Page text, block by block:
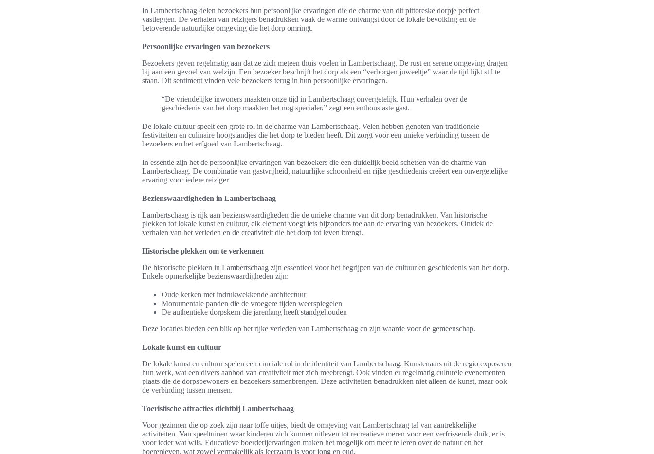
In Lambertschaag delen bezoekers hun persoonlijke ervaringen die de charme van dit pittoreske dorpje perfect
vastleggen. De verhalen van reizigers benadrukken vaak de warme ontvangst door de lokale bevolking en de
betoverende natuurlijke omgeving die het dorp omringt.
Persoonlijke ervaringen van bezoekers
Bezoekers geven regelmatig aan dat ze zich meteen thuis voelen in Lambertschaag. De rust en serene omgeving dragen
bij aan een gevoel van welzijn. Een bezoeker beschrijft het dorp als een “verborgen juweeltje” waar de tijd lijkt stil te
staan. Dit sentiment vinden vele bezoekers terug in hun persoonlijke ervaringen.
“De vriendelijke inwoners maakten onze tijd in Lambertschaag onvergetelijk. Hun verhalen over de
geschiedenis van het dorp maakten het nog specialer,” zegt een enthousiaste gast.
De lokale cultuur speelt een grote rol in de charme van Lambertschaag. Velen hebben genoten van traditionele
festiviteiten en culinaire hoogstandjes die het dorp te bieden heeft. Dit zorgt voor een unieke verbinding tussen de
bezoekers en het erfgoed van Lambertschaag.
In essentie zijn het de persoonlijke ervaringen van bezoekers die een duidelijk beeld schetsen van de charme van
Lambertschaag. De combinatie van gastvrijheid, natuurlijke schoonheid en rijke geschiedenis creëert een onvergetelijke
ervaring voor iedere reiziger.
Bezienswaardigheden in Lambertschaag
Lambertschaag is rijk aan bezienswaardigheden die de unieke charme van dit dorp benadrukken. Van historische
plekken tot lokale kunst en cultuur, elk element voegt iets bijzonders toe aan de ervaring van bezoekers. Ontdek de
verhalen van het verleden en de creativiteit die het dorp tot leven brengt.
Historische plekken om te verkennen
De historische plekken in Lambertschaag zijn essentieel voor het begrijpen van de cultuur en geschiedenis van het dorp.
Enkele opmerkelijke bezienswaardigheden zijn:
Oude kerken met indrukwekkende architectuur
Monumentale panden die de vroegere tijden weerspiegelen
De authentieke dorpskern die jarenlang heeft standgehouden
Deze locaties bieden een blik op het rijke verleden van Lambertschaag en zijn waarde voor de gemeenschap.
Lokale kunst en cultuur
De lokale kunst en cultuur spelen een cruciale rol in de identiteit van Lambertschaag. Kunstenaars uit de regio exposeren
hun werk, wat een divers aanbod van creativiteit met zich meebrengt. Ook vinden er regelmatig culturele evenementen
plaats die de dorpsbewoners en bezoekers samenbrengen. Deze activiteiten benadrukken niet alleen de kunst, maar ook
de verbinding tussen mensen.
Toeristische attracties dichtbij Lambertschaag
Voor gezinnen die op zoek zijn naar toffe uitjes, biedt de omgeving van Lambertschaag tal van aantrekkelijke
activiteiten. Van speeltuinen waar kinderen zich kunnen uitleven tot recreatieve meren voor een verfrissende duik, er is
voor ieder wat wils. Educatieve boerderijervaringen maken het mogelijk om meer te leren over de natuur en het
boerenleven, wat zowel vermakelijk als leerzaam is voor jong en oud.